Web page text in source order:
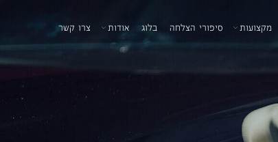
מקצועות סיפורי הצלחה בלוג אודות צרו קשר